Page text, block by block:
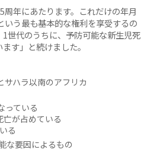
年にあたります。これだけの年月
う最も基本的な権利を享受するの
世代のうちに、予防可能な新生児死
す」と続けました。
ハラ以南のアフリカ
っている
が占めている
る
な要因によるもの